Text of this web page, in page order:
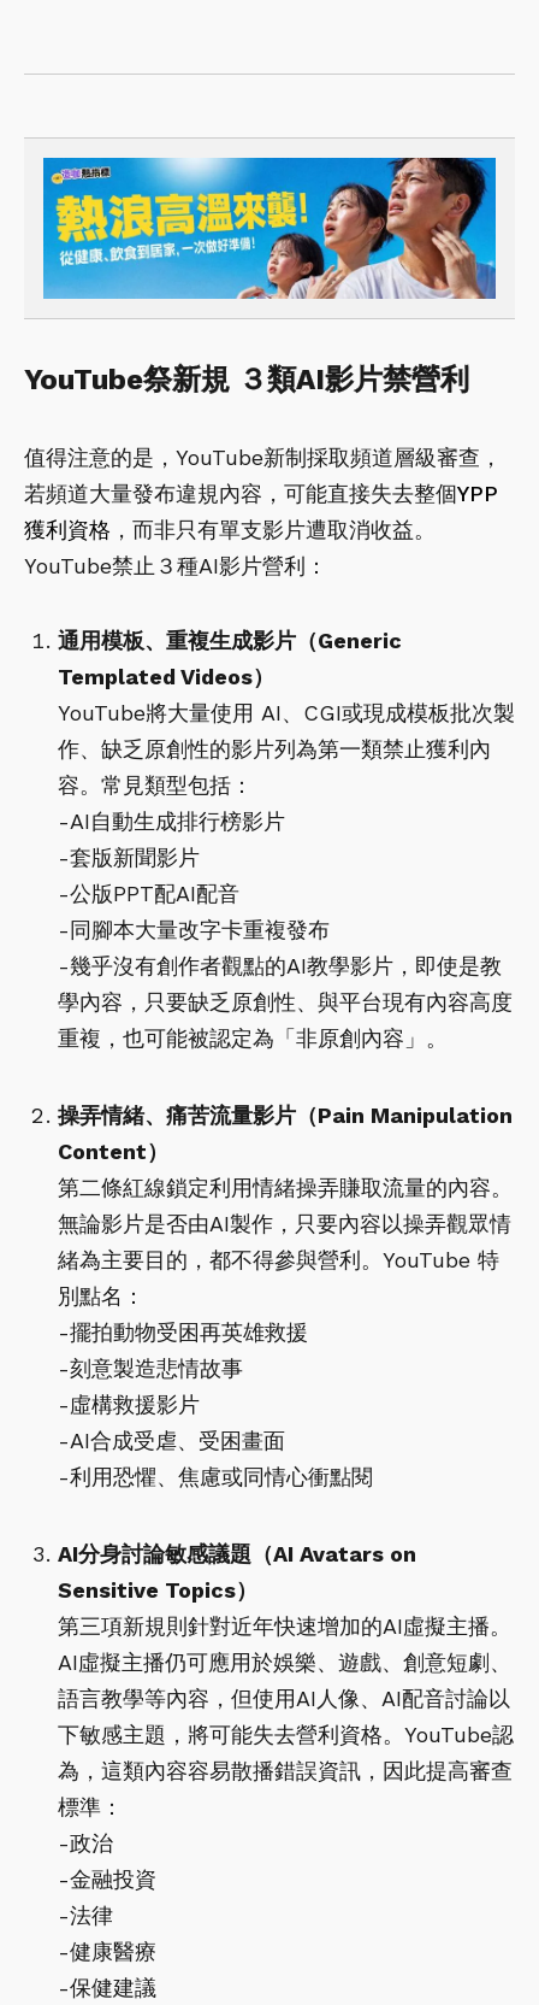
YouTube祭新規 ３類AI影片禁營利
值得注意的是，YouTube新制採取頻道層級審查，
若頻道大量發布違規內容，可能直接失去整個YPP
獲利資格 ，而非只有單支影片遭取消收益。
YouTube禁止３種AI影片營利：
通用模板、重複生成影片（Generic
Templated Videos）
YouTube將大量使用 AI、CGI或現成模板批次製
作、缺乏原創性的影片列為第一類禁止獲利內
容。常見類型包括：
-AI自動生成排行榜影片
-套版新聞影片
-公版PPT配AI配音
-同腳本大量改字卡重複發布
-幾乎沒有創作者觀點的AI教學影片，即使是教
學內容，只要缺乏原創性、與平台現有內容高度
重複，也可能被認定為「非原創內容」。
操弄情緒、痛苦流量影片（Pain Manipulation
Content）
第二條紅線鎖定利用情緒操弄賺取流量的內容。
無論影片是否由AI製作，只要內容以操弄觀眾情
緒為主要目的，都不得參與營利。YouTube 特
別點名：
-擺拍動物受困再英雄救援
-刻意製造悲情故事
-虛構救援影片
-AI合成受虐、受困畫面
-利用恐懼、焦慮或同情心衝點閱
AI分身討論敏感議題（AI Avatars on
Sensitive Topics）
第三項新規則針對近年快速增加的AI虛擬主播。
AI虛擬主播仍可應用於娛樂、遊戲、創意短劇、
語言教學等內容，但使用AI人像、AI配音討論以
下敏感主題，將可能失去營利資格。YouTube認
為，這類內容容易散播錯誤資訊，因此提高審查
標準：
-政治
-金融投資
-法律
-健康醫療
-保健建議